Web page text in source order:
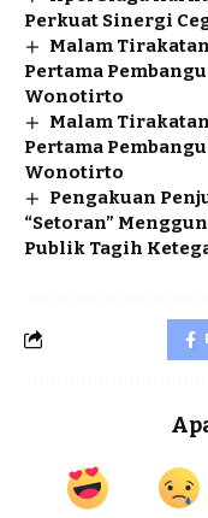
Perkuat Sinergi
Malam
Pertama
Wonotirto
Malam
Pertama
Wonotirto
Pengakuan
“Setoran”
Publik Tagih